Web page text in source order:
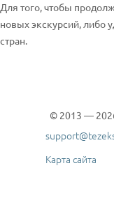
Для того, чтобы
новых экскурсий, либо
стран.
© 2013 —
Карта сайта